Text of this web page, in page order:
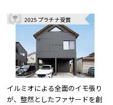
2025 プラチナ受賞
イルミオによる全面のイモ張り
が、整然としたファサードを創